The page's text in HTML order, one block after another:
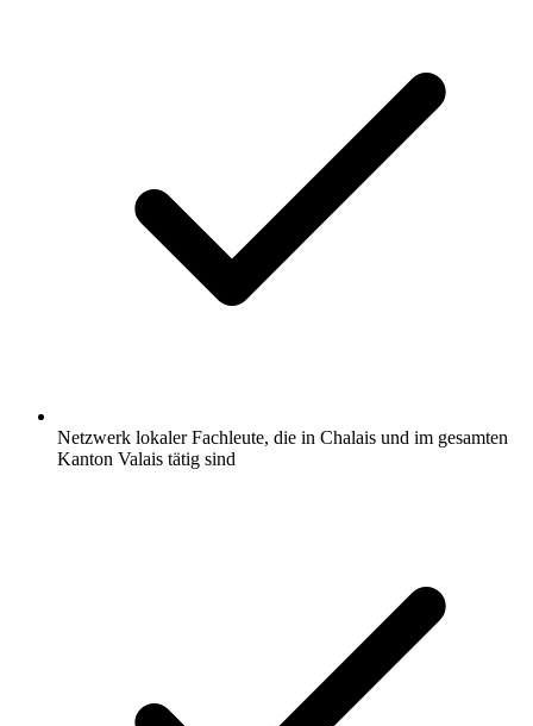
Netzwerk lokaler Fachleute, die in Chalais und im gesamten
Kanton Valais tätig sind